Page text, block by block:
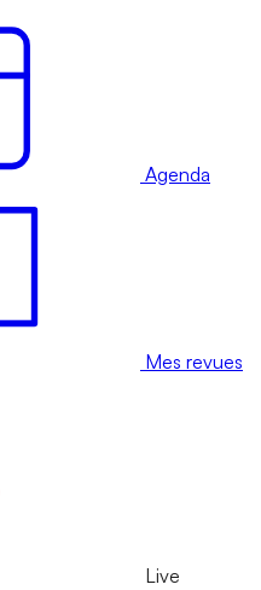
Agenda
Mes revues
Live